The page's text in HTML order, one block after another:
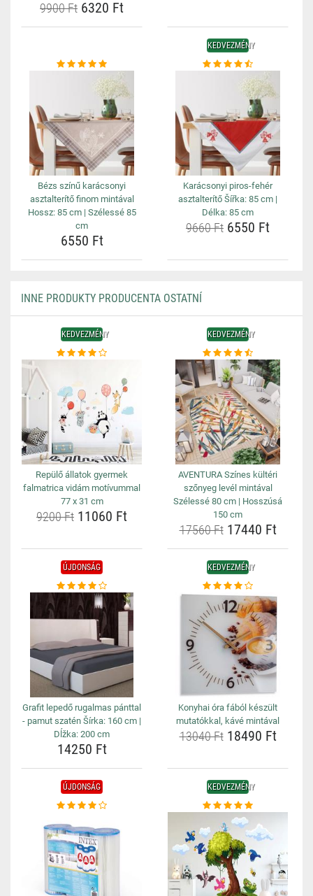
9900 Ft 6320 Ft
Bézs színű karácsonyi
asztalterítő finom mintával
Hossz: 85 cm | Szélessé 85
cm
6550 Ft
KEDVEZMÉNY
Karácsonyi piros-fehér
asztalterítő Šířka: 85 cm |
Délka: 85 cm
9660 Ft 6550 Ft
INNE PRODUKTY PRODUCENTA OSTATNÍ
KEDVEZMÉNY
Repülő állatok gyermek
falmatrica vidám motívummal
77 x 31 cm
9200 Ft 11060 Ft
KEDVEZMÉNY
AVENTURA Színes kültéri
szőnyeg levél mintával
Szélessé 80 cm | Hosszúsá
150 cm
17560 Ft17440 Ft
ÚJDONSÁG
Grafit lepedő rugalmas pánttal
- pamut szatén Šírka: 160 cm |
Dĺžka: 200 cm
14250 Ft
KEDVEZMÉNY
Konyhai óra fából készült
mutatókkal, kávé mintával
13040 Ft18490 Ft
ÚJDONSÁG KEDVEZMÉNY